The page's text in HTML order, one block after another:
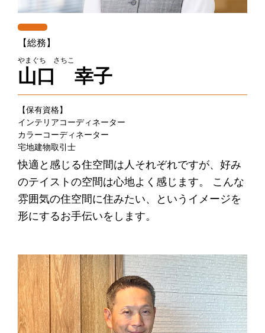
【総務】
やまぐち さちこ
山口 幸子
【保有資格】
インテリアコーディネーター
カラーコーディネーター
宅地建物取引士
快適と感じる住空間は人それぞれですが、好み
のテイストの空間は心地よく感じます。 こんな
雰囲気の住空間に住みたい、というイメージを
形にするお手伝いをします。